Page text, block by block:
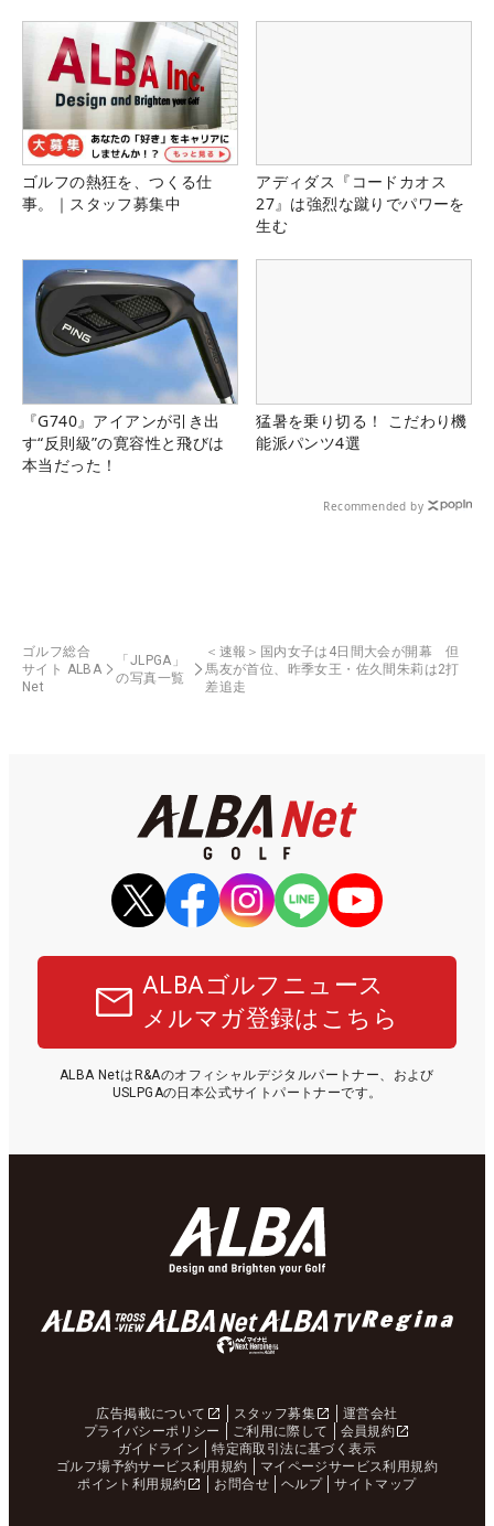
ゴルフの熱狂を、つくる仕
事。｜スタッフ募集中
アディダス『コードカオス
27』は強烈な蹴りでパワーを
生む
『G740』アイアンが引き出
す“反則級”の寛容性と飛びは
本当だった！
猛暑を乗り切る！ こだわり機
能派パンツ4選
Recommended by
ゴルフ総合
サイト ALBA
Net
「JLPGA」
の写真一覧
＜速報＞国内女子は4日間大会が開幕 但
馬友が首位、昨季女王・佐久間朱莉は2打
差追走
ALBAゴルフニュース
メルマガ登録はこちら
ALBA NetはR&Aのオフィシャルデジタルパートナー、および
USLPGAの日本公式サイトパートナーです。
広告掲載について スタッフ募集
運営会社
プライバシーポリシー
ご利用に際して
会員規約
ガイドライン
特定商取引法に基づく表示
ゴルフ場予約サービス利用規約
マイページサービス利用規約
ポイント利用規約
お問合せ ヘルプ サイトマップ